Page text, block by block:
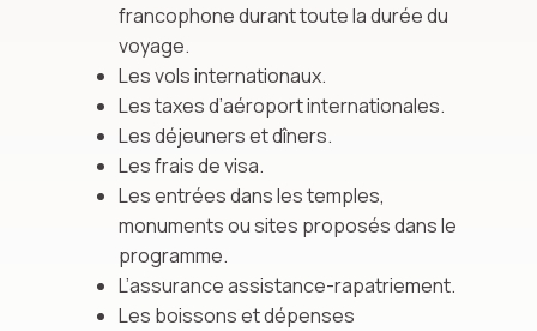
francophone durant toute la durée du
voyage.
Les vols internationaux.
Les taxes d’aéroport internationales.
Les déjeuners et dîners.
Les frais de visa.
Les entrées dans les temples,
monuments ou sites proposés dans le
programme.
L’assurance assistance-rapatriement.
Les boissons et dépenses